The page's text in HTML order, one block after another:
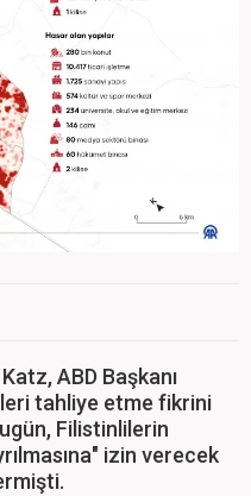
ABD Başkanı
tahliye etme fikrini
Filistinlilerin
izin verecek